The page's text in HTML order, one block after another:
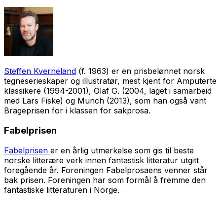
Steffen Kverneland (f. 1963) er en prisbelønnet norsk
tegneserieskaper og illustratør, mest kjent for Amputerte
klassikere (1994-2001), Olaf G. (2004, laget i samarbeid
med Lars Fiske) og Munch (2013), som han også vant
Brageprisen for i klassen for sakprosa.
Fabelprisen
Fabelprisen er en årlig utmerkelse som gis til beste
norske litterære verk innen fantastisk litteratur utgitt
foregående år. Foreningen Fabelprosaens venner står
bak prisen. Foreningen har som formål å fremme den
fantastiske litteraturen i Norge.